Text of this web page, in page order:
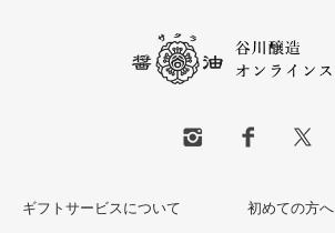
ギフトサービスについて 初めての方へ